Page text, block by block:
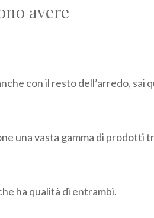
avere
con il resto dell’arredo, sai
una vasta gamma di prodotti
ha qualità di entrambi.